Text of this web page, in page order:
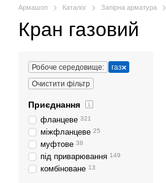
Армашоп Каталог Запірна арматура
Кран газовий
Робоче середовище:
газ
Очистити фільтр
Приєднання
фланцеве 321
міжфланцеве 25
муфтове 38
під приварювання 149
комбіноване 13